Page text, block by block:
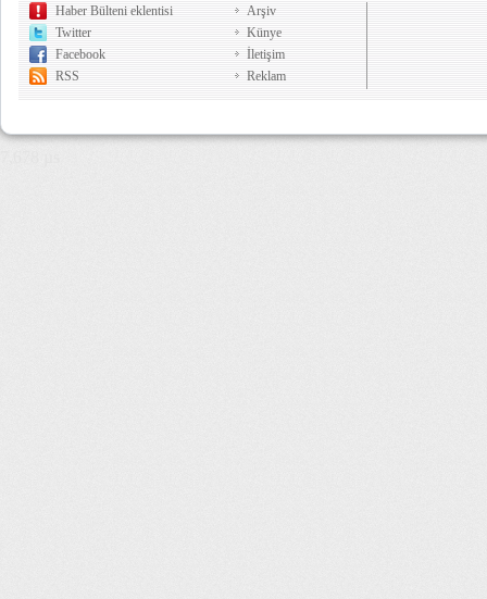
Haber Bülteni eklentisi
Twitter
Facebook
RSS
Arşiv
Künye
İletişim
Reklam